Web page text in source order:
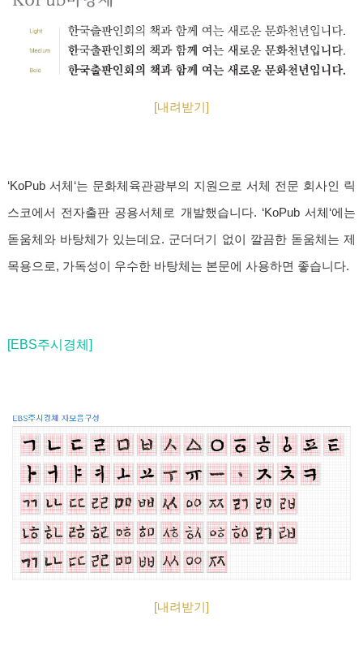
[내려받기]
‘KoPub 서체‘는 문화체육관광부의 지원으로 서체 전문 회사인 릭
스코에서 전자출판 공용서체로 개발했습니다. ‘KoPub 서체‘에는
돋움체와 바탕체가 있는데요. 군더더기 없이 깔끔한 돋움체는 제
목용으로, 가독성이 우수한 바탕체는 본문에 사용하면 좋습니다.
[EBS주시경체]
[내려받기]